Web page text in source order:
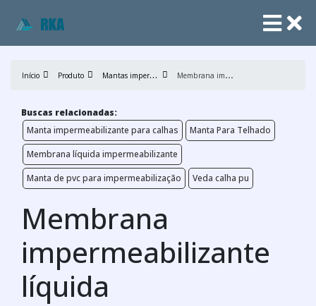
Início Produto M
antas impermeabilizantes M
embrana impermeabilizante líquida
Buscas relacionadas:
Manta impermeabilizante para calhas
Manta Para Telhado
Membrana líquida impermeabilizante
Manta de pvc para impermeabilização
Veda calha pu
Membrana
impermeabilizante
líquida